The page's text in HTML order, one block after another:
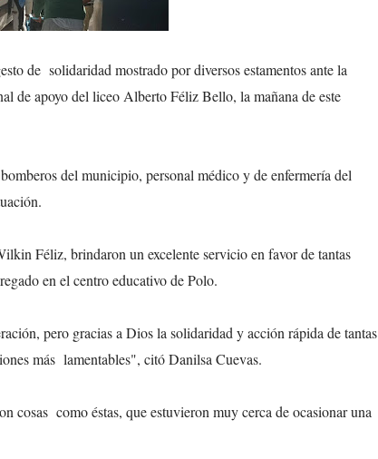
de solidaridad mostrado por diversos estamentos ante la
de apoyo del liceo Alberto Féliz Bello, la mañana de este
del municipio, personal médico y de enfermería del
Féliz, brindaron un excelente servicio en favor de tantas
en el centro educativo de Polo.
pero gracias a Dios la solidaridad y acción rápida de tantas
más lamentables", citó Danilsa Cuevas.
cosas como éstas, que estuvieron muy cerca de ocasionar una